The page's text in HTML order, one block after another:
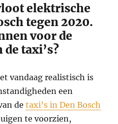
elektrische
tegen 2020.
voor de
taxi’s?
vandaag realistisch is
een
detaxi’s in Den Bosch
te voorzien,